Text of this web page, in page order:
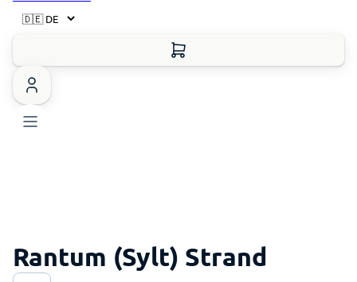
Rantum (Sylt) Strand